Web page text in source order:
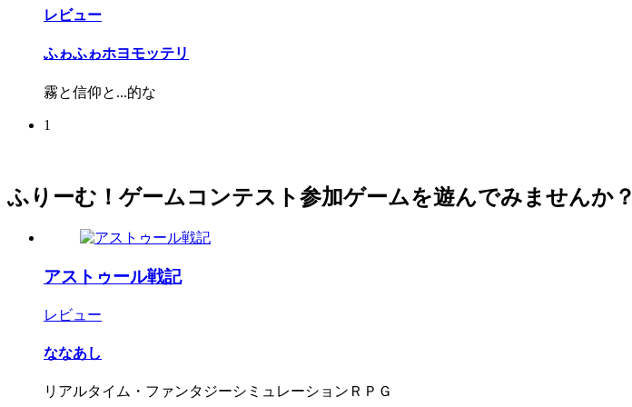
レビュー
ふゎふゎホヨモッテリ
霧と信仰と...的な
1
ふりーむ！ゲームコンテスト参加ゲームを遊んでみませんか？
アストゥール戦記
レビュー
ななあし
リアルタイム・ファンタジーシミュレーションＲＰＧ